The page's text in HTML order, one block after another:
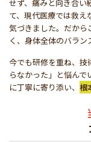
せず、痛みと向き合い
て、現代医療では救え
気づきました。だから
く、身体全体のバラン
今でも研修を重ね、技
らなかった」と悩ん
に丁寧に寄り添い、 根